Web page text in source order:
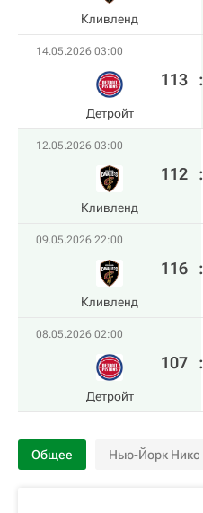
Кливленд
14.05.2026 03:00
Детройт
113 :
12.05.2026 03:00
Кливленд
112 :
09.05.2026 22:00
Кливленд
116 :
08.05.2026 02:00
Детройт
107 :
Общее Нью-Йорк Никс